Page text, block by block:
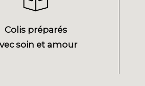
Colis préparés
soin et amour